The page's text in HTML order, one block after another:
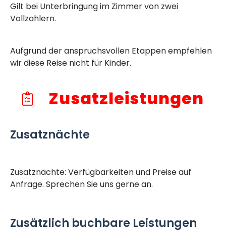
Gilt bei Unterbringung im Zimmer von zwei
Vollzahlern.
Aufgrund der anspruchsvollen Etappen empfehlen
wir diese Reise nicht für Kinder.
Zusatzleistungen
Zusatznächte
Zusatznächte: Verfügbarkeiten und Preise auf
Anfrage. Sprechen Sie uns gerne an.
Zusätzlich buchbare Leistungen